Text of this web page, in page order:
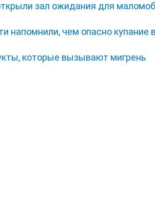
зал ожидания для
напомнили, чем опасно купание
которые вызывают мигрень